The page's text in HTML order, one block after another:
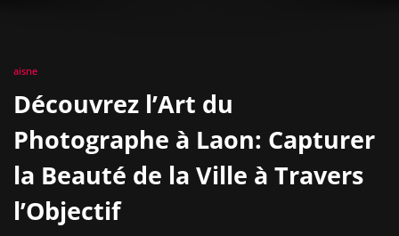
aisne
Découvrez l’Art du
Photographe à Laon: Capturer
la Beauté de la Ville à Travers
l’Objectif